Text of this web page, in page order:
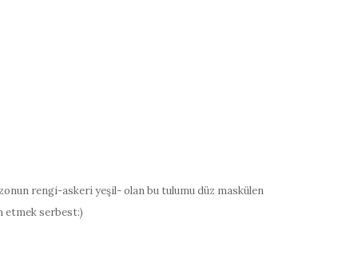
rengi-askeri yeşil- olan bu tulumu düz maskülen
etmek serbest:)